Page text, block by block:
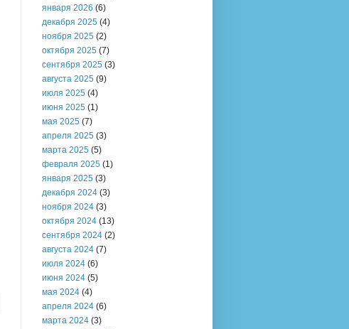
января 2026 (6)
декабря 2025 (4)
ноября 2025 (2)
октября 2025 (7)
сентября 2025 (3)
августа 2025 (9)
июля 2025 (4)
июня 2025 (1)
мая 2025 (7)
апреля 2025 (3)
марта 2025 (5)
февраля 2025 (1)
января 2025 (3)
декабря 2024 (3)
ноября 2024 (3)
октября 2024 (13)
сентября 2024 (2)
августа 2024 (7)
июля 2024 (6)
июня 2024 (5)
мая 2024 (4)
апреля 2024 (6)
марта 2024 (3)